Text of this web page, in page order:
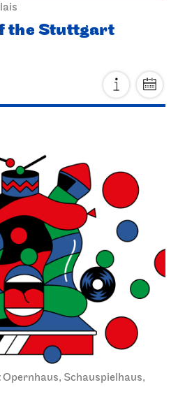
the Stuttgart
Opernhaus, Schauspielhaus,